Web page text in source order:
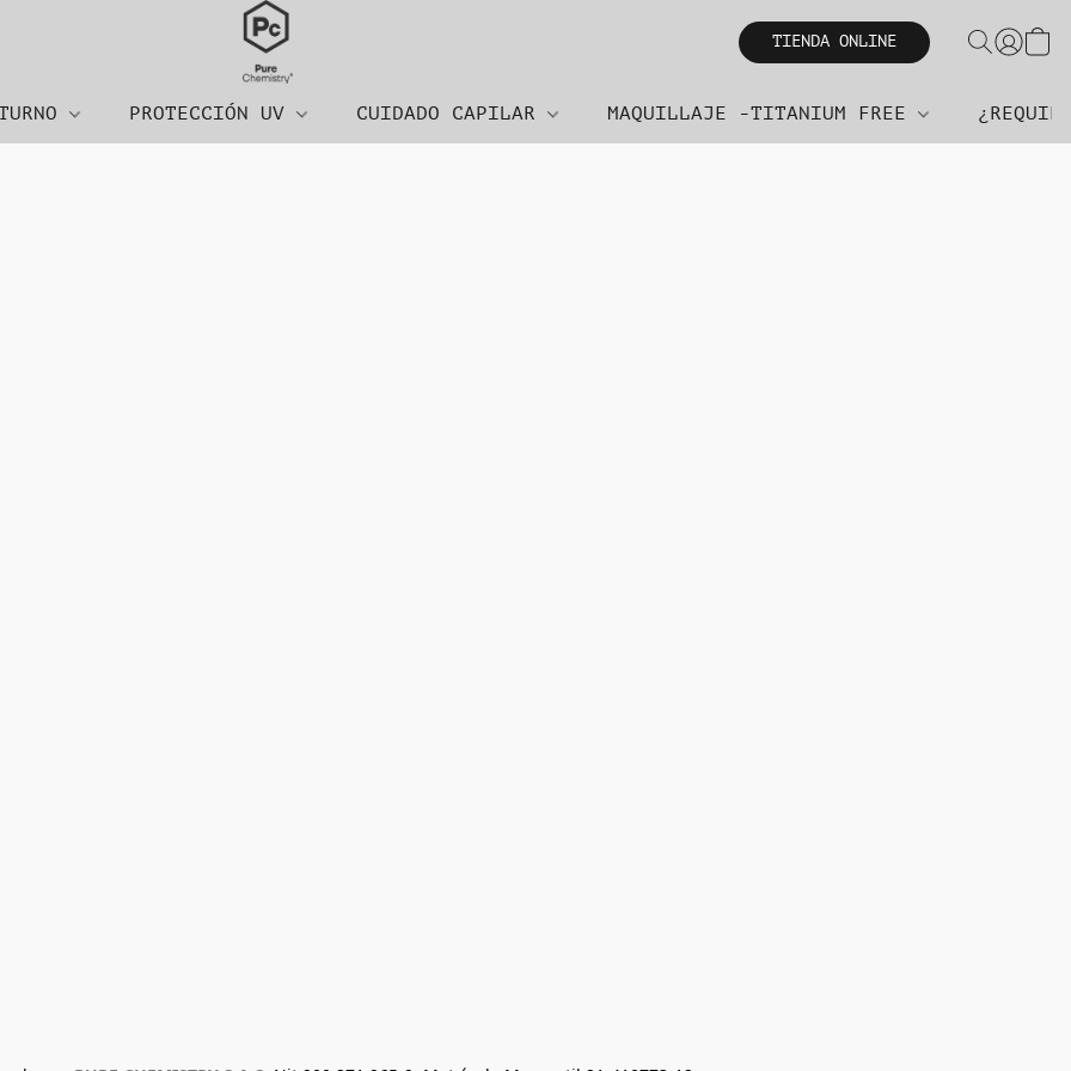
TIENDA ONLINE
PROTECCIÓN UV CUIDADO CAPILAR MAQUILLAJE -TITANIUM FREE